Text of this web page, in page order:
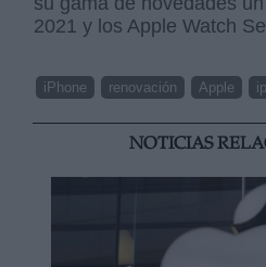
2021 y los Apple Watch
iPhone renovación Apple
NOTICIAS